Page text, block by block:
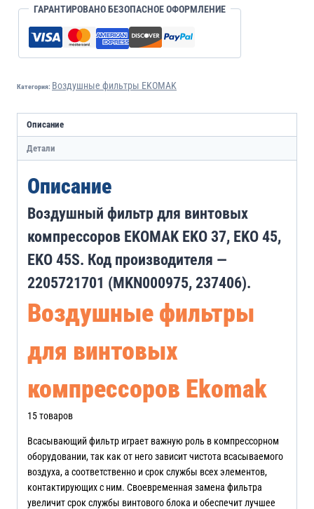
ГАРАНТИРОВАНО БЕЗОПАСНОЕ ОФОРМЛЕНИЕ
Категория: Воздушные фильтры EKOMAK
Описание
Детали
Описание
Воздушный фильтр для винтовых
компрессоров EKOMAK EKO 37, EKO 45,
EKO 45S. Код производителя —
2205721701 (MKN000975, 237406).
Воздушные фильтры
для винтовых
компрессоров Ekomak
15 товаров
Всасывающий фильтр играет важную роль в компрессорном
оборудовании, так как от него зависит чистота всасываемого
воздуха, а соответственно и срок службы всех элементов,
контактирующих с ним. Своевременная замена фильтра
увеличит срок службы винтового блока и обеспечит лучшее